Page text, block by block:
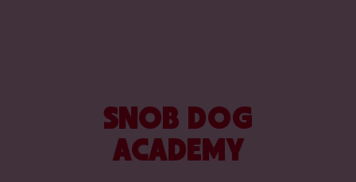
SNOB DOG
ACADEMY